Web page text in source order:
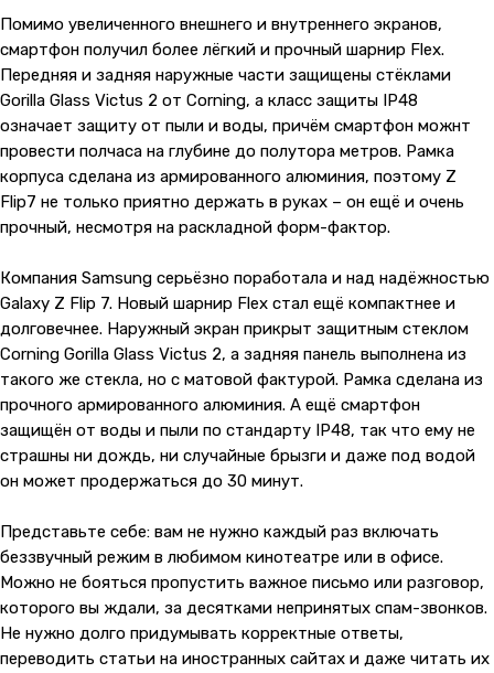
Помимо увеличенного внешнего и внутреннего экранов,
смартфон получил более лёгкий и прочный шарнир Flex.
Передняя и задняя наружные части защищены стёклами
Gorilla Glass Victus 2 от Corning, а класс защиты IP48
означает защиту от пыли и воды, причём смартфон можнт
провести полчаса на глубине до полутора метров. Рамка
корпуса сделана из армированного алюминия, поэтому Z
Flip7 не только приятно держать в руках – он ещё и очень
прочный, несмотря на раскладной форм-фактор.
Компания Samsung серьёзно поработала и над надёжностью
Galaxy Z Flip 7. Новый шарнир Flex стал ещё компактнее и
долговечнее. Наружный экран прикрыт защитным стеклом
Corning Gorilla Glass Victus 2, а задняя панель выполнена из
такого же стекла, но с матовой фактурой. Рамка сделана из
прочного армированного алюминия. А ещё смартфон
защищён от воды и пыли по стандарту IP48, так что ему не
страшны ни дождь, ни случайные брызги и даже под водой
он может продержаться до 30 минут.
Представьте себе: вам не нужно каждый раз включать
беззвучный режим в любимом кинотеатре или в офисе.
Можно не бояться пропустить важное письмо или разговор,
которого вы ждали, за десятками непринятых спам-звонков.
Не нужно долго придумывать корректные ответы,
переводить статьи на иностранных сайтах и даже читать их